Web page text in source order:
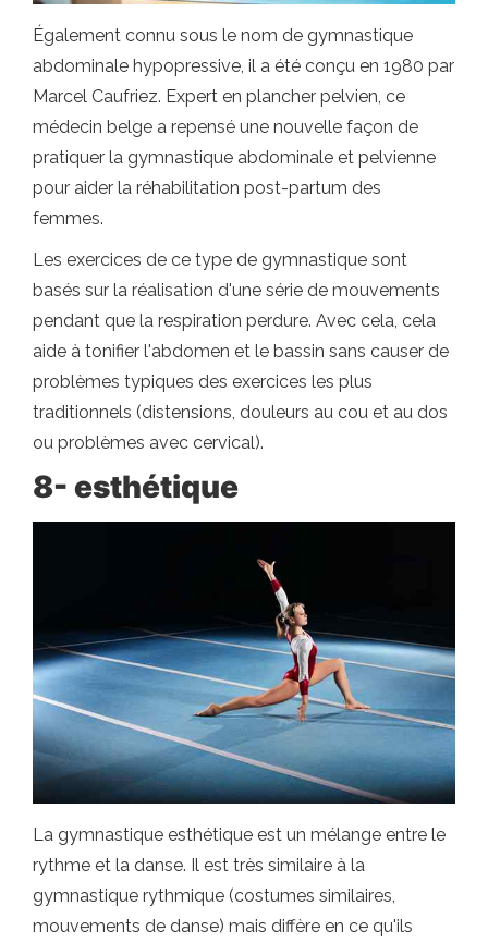
Également connu sous le nom de gymnastique
abdominale hypopressive, il a été conçu en 1980 par
Marcel Caufriez. Expert en plancher pelvien, ce
médecin belge a repensé une nouvelle façon de
pratiquer la gymnastique abdominale et pelvienne
pour aider la réhabilitation post-partum des
femmes.
Les exercices de ce type de gymnastique sont
basés sur la réalisation d'une série de mouvements
pendant que la respiration perdure. Avec cela, cela
aide à tonifier l'abdomen et le bassin sans causer de
problèmes typiques des exercices les plus
traditionnels (distensions, douleurs au cou et au dos
ou problèmes avec cervical).
8- esthétique
La gymnastique esthétique est un mélange entre le
rythme et la danse. Il est très similaire à la
gymnastique rythmique (costumes similaires,
mouvements de danse) mais diffère en ce qu'ils